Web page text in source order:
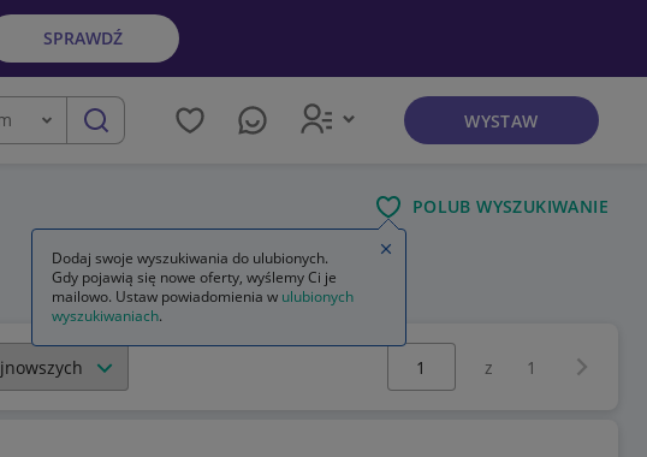
SPRAWDŹ
szukaj WYSTAW
POLUB WYSZUKIWANIE
Wybierz stronę:
z 1
Dodaj swoje wyszukiwania do ulubionych.
Gdy pojawią się nowe oferty, wyślemy Ci je
mailowo. Ustaw powiadomienia w ulubionych
wyszukiwaniach.
Zamknij wskazówkę